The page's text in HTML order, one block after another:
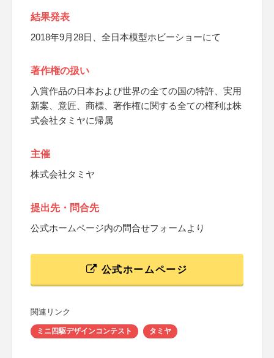
結果発表
2018年9月28日、全日本模型ホビーショーにて
著作権の扱い
入賞作品の日本および世界の全ての国の特許、実用
新案、意匠、商標、著作権に関する全ての権利は株
式会社タミヤに帰属
主催
株式会社タミヤ
提出先・問合先
公式ホームページ内の問合せフォームより
公式ホームページ
関連リンク
ミニ四駆デザインコンテスト タミヤ